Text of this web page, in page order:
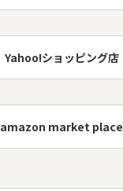
Yahoo!ショッピング店
amazon market place